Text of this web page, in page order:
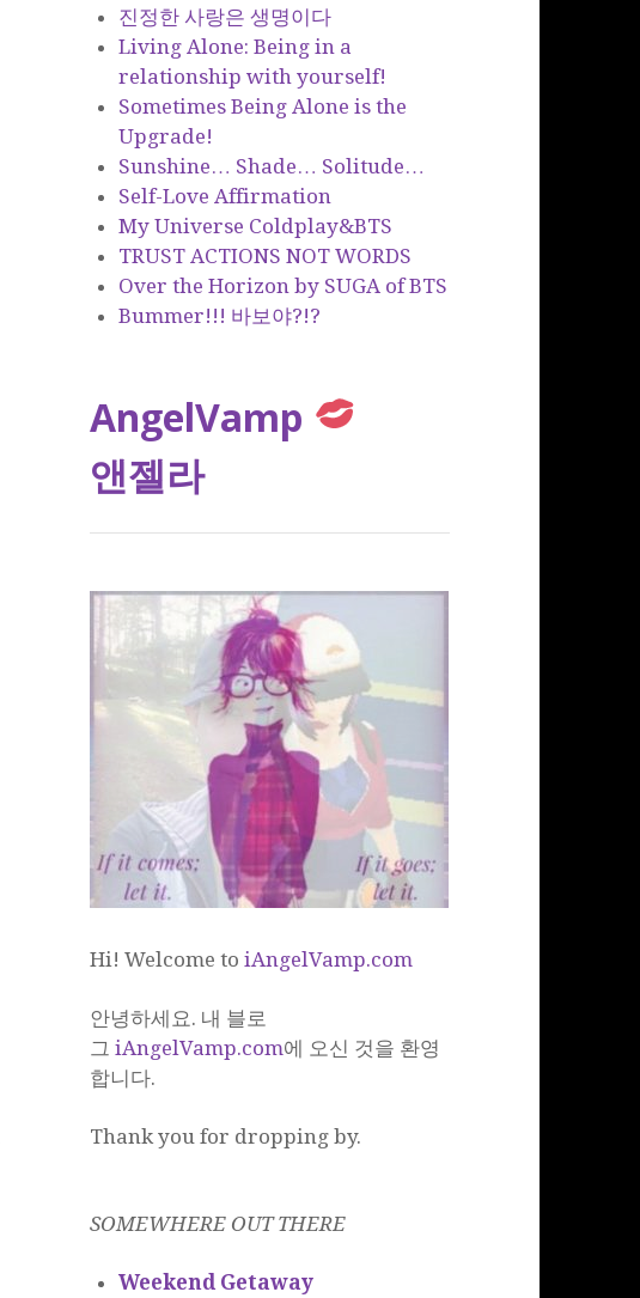
진정한 사랑은 생명이다
Living Alone: Being in a
relationship with yourself!
Sometimes Being Alone is the
Upgrade!
Sunshine… Shade… Solitude…
Self-Love Affirmation
My Universe Coldplay&BTS
TRUST ACTIONS NOT WORDS
Over the Horizon by SUGA of BTS
Bummer!!! 바보야?!?
AngelVamp
앤젤라
Hi! Welcome toiAngelVamp.com
안녕하세요. 내 블로
그iAngelVamp.com에 오신 것을 환영
합니다.
Thank you for dropping by.
SOMEWHERE OUT THERE
Weekend Getaway